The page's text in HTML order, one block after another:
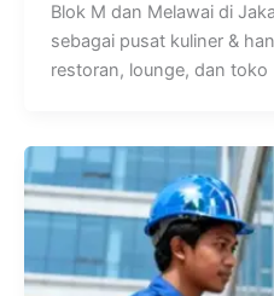
Blok M dan Melawai di
sebagai pusat kuliner &
restoran, lounge, dan toko